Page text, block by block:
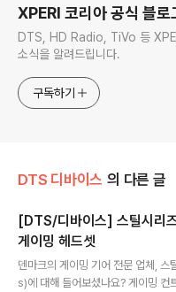
XPERI 코리아 공식 블로
DTS, HD Radio, TiVo 등
소식을 알려드립니다.
구독하기
DTS 디바이스 의 다른 글
[DTS/디바이스] 스틸시리
게이밍 헤드셋
덴마크의 게이밍 기어 전문 업체,
s)에 대해 들어보셨나요? 게이밍 컨